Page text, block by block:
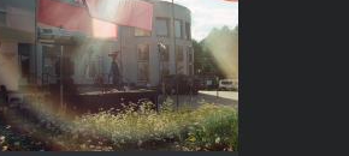
Прості конструкції серед
складних історій — як
минув Docudays 2026